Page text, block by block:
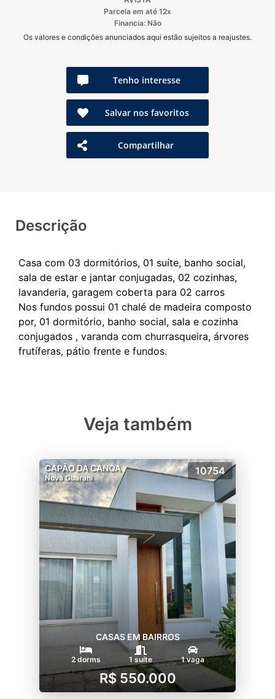
Parcela em até 12x
Financia: Não
Os valores e condições anunciados aqui estão sujeitos a reajustes.
Tenho interesse
Salvar nos favoritos
Compartilhar
Descrição
Casa com 03 dormitórios, 01 suíte, banho social,
sala de estar e jantar conjugadas, 02 cozinhas,
lavanderia, garagem coberta para 02 carros
Nos fundos possui 01 chalé de madeira composto
por, 01 dormitório, banho social, sala e cozinha
conjugados , varanda com churrasqueira, árvores
Veja também
CAPÃO DA CANOA
Nova Guarani
10754
CASAS EM BAIRROS
2 dorms 1 suíte 1 vaga
R$ 550.000